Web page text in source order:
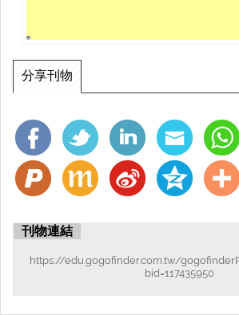
分享刊物
刊物連結
https://edu.gogofinder.com.tw/
bid=117435950